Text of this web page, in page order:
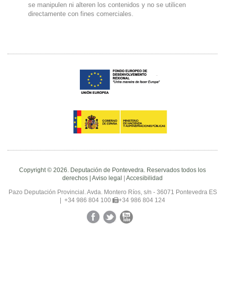
se manipulen ni alteren los contenidos y no se utilicen
directamente con fines comerciales.
Copyright © 2026. Deputación de Pontevedra. Reservados todos los
derechos | Aviso legal | Accesibilidad
Pazo Deputación Provincial. Avda. Montero Ríos, s/n - 36071 Pontevedra ES
| +34 986 804 100
+34 986 804 124
FacebookTwitterYouTube